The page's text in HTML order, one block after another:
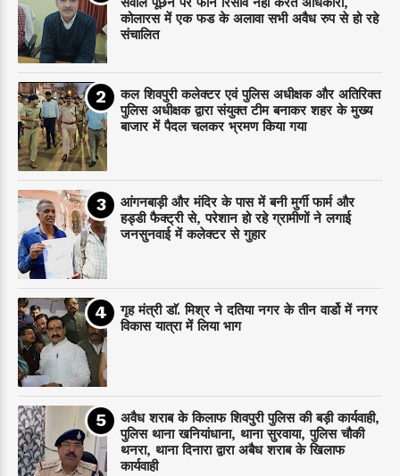
कोलारस में एक फड के अलावा सभी अवैध रुप से हो रहे
संचालित
कल शिवपुरी कलेक्टर एवं पुलिस अधीक्षक और अतिरिक्त
पुलिस अधीक्षक द्वारा संयुक्त टीम बनाकर शहर के मुख्य
बाजार में पैदल चलकर भ्रमण किया गया
आंगनबाड़ी और मंदिर के पास में बनी मुर्गी फार्म और
हड्डी फैक्ट्री से, परेशान हो रहे ग्रामीणों ने लगाई
जनसुनवाई में कलेक्टर से गुहार
गृह मंत्री डाॅ. मिश्र ने दतिया नगर के तीन वार्डो में नगर
विकास यात्रा में लिया भाग
अवैध शराब के किलाफ शिवपुरी पुलिस की बड़ी कार्यवाही,
पुलिस थाना खनियांधाना, थाना सुरवाया, पुलिस चौकी
थनरा, थाना दिनारा द्वारा अबैध शराब के खिलाफ
कार्यवाही